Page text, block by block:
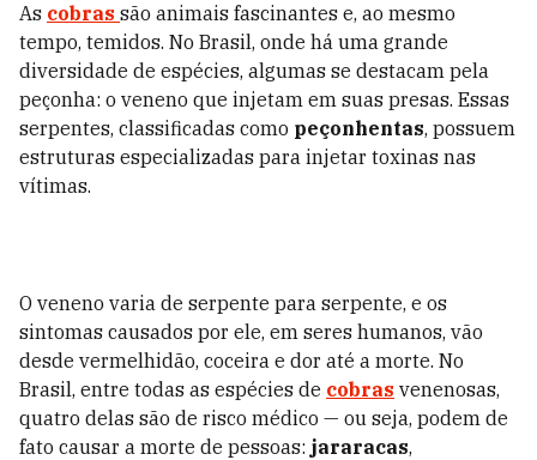
As cobras são animais fascinantes e, ao mesmo
tempo, temidos. No Brasil, onde há uma grande
diversidade de espécies, algumas se destacam pela
peçonha: o veneno que injetam em suas presas. Essas
serpentes, classificadas como peçonhentas, possuem
estruturas especializadas para injetar toxinas nas
vítimas.
O veneno varia de serpente para serpente, e os
sintomas causados por ele, em seres humanos, vão
desde vermelhidão, coceira e dor até a morte. No
Brasil, entre todas as espécies de cobras venenosas,
quatro delas são de risco médico — ou seja, podem de
fato causar a morte de pessoas: jararacas,